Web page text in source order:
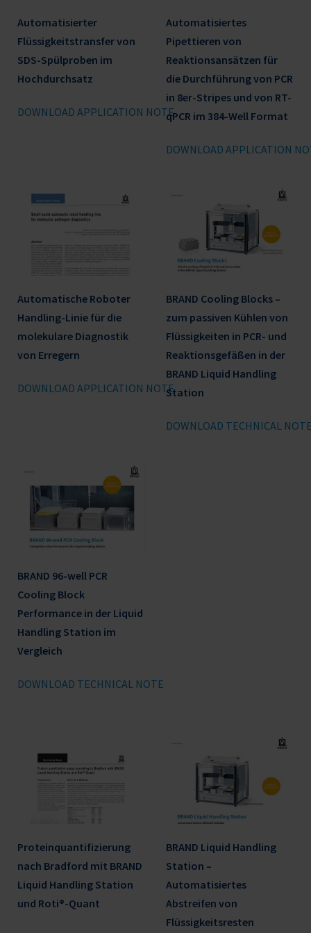
genomische DNA von den Smart Modified
Surfaces eluiert und steht für nachfolgende
Anwendungen zur Verfügung. Der gesamte
Extraktionsprozess erfordert nur ein einfaches
Mischen durch Auf- und Abbewegen der
modifizierten
Automatisierter
Flüssigkeitstransfer von
SDS-Spülproben im
Hochdurchsatz
DOWNLOAD APPLICATION NOTE
Automatisiertes
Pipettieren von
Reaktionsansätzen für
die Durchführung von PCR
in 8er-Stripes und von RT-
qPCR im 384-Well Format
DOWNLOAD APPLICATION
Automatische Roboter
Handling-Linie für die
molekulare Diagnostik
von Erregern
DOWNLOAD APPLICATION NOTE
BRAND Cooling Blocks –
zum passiven Kühlen von
Flüssigkeiten in PCR- und
Reaktionsgefäßen in der
BRAND Liquid Handling
Station
DOWNLOAD TECHNICAL
BRAND 96-well PCR
Cooling Block
Performance in der Liquid
Handling Station im
Vergleich
DOWNLOAD TECHNICAL NOTE
Proteinquantifizierung
nach Bradford mit BRAND
Liquid Handling Station
und Roti®-Quant
BRAND Liquid Handling
Station –
Automatisiertes
Abstreifen von
Flüssigkeitsresten